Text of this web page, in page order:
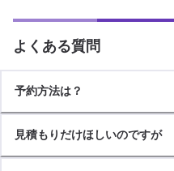
よくある質問
予約方法は？
見積もりだけほしいのですが